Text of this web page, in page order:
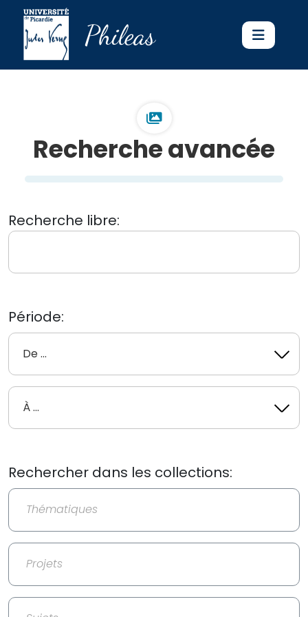
Phileas
Recherche avancée
Recherche libre:
Période:
De
...:
À
Rechercher dans les collections:
Projets
Sujets